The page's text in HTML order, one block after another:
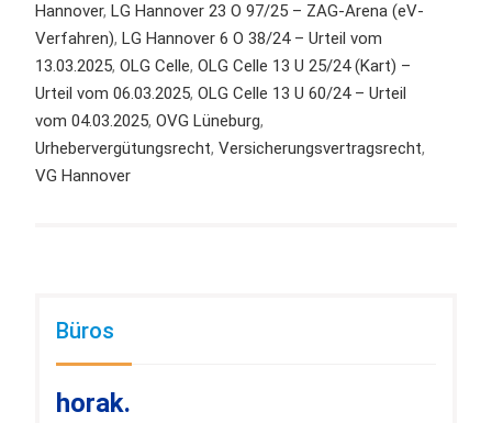
Hannover, LG Hannover 23 O 97/25 – ZAG-Arena (eV-
Verfahren), LG Hannover 6 O 38/24 – Urteil vom
13.03.2025, OLG Celle, OLG Celle 13 U 25/24 (Kart) –
Urteil vom 06.03.2025, OLG Celle 13 U 60/24 – Urteil
vom 04.03.2025, OVG Lüneburg,
Urhebervergütungsrecht, Versicherungsvertragsrecht,
VG Hannover
Büros
horak.